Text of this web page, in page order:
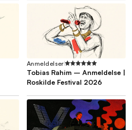
Anmeldelser
Tobias Rahim – Anmeldelse |
Roskilde Festival 2026